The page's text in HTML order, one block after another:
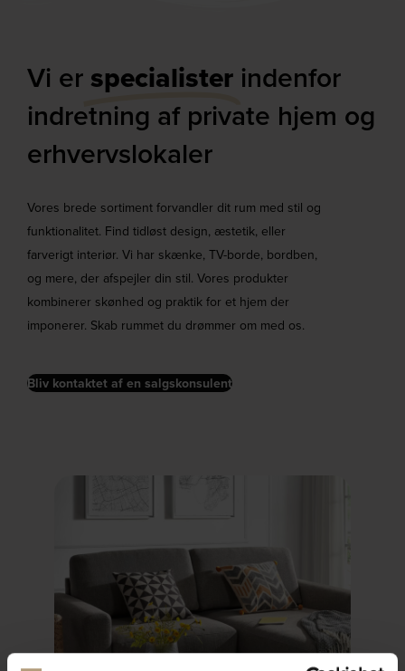
Vi er specialister indenfor
indretning af private hjem og
erhvervslokaler​
Vores brede sortiment forvandler dit rum med stil og
funktionalitet. Find tidløst design, æstetik, eller
farverigt interiør. Vi har skænke, TV-borde, bordben,
og mere, der afspejler din stil. Vores produkter
kombinerer skønhed og praktik for et hjem der
imponerer. Skab rummet du drømmer om med os.
Bliv kontaktet af en salgskonsulent